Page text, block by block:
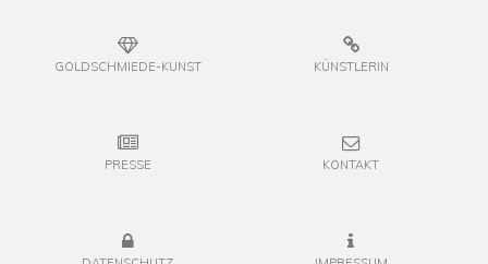
GOLDSCHMIEDE-KUNST KÜNSTLERIN
PRESSE KONTAKT